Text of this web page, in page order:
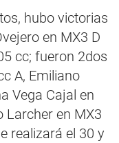
hubo victorias
en MX3 D
cc; fueron 2dos
A, Emiliano
Vega Cajal en
Larcher en MX3
realizará el 30 y